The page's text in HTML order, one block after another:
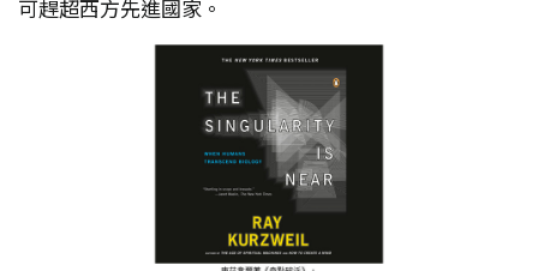
可趕超西方先進國家。